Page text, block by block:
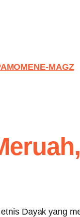
MOMENE-MAGZ
Dayak yang